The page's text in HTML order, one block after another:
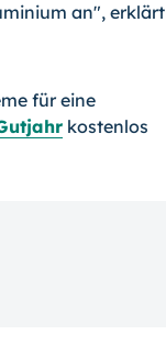
an", erklärt
für eine
kostenlos